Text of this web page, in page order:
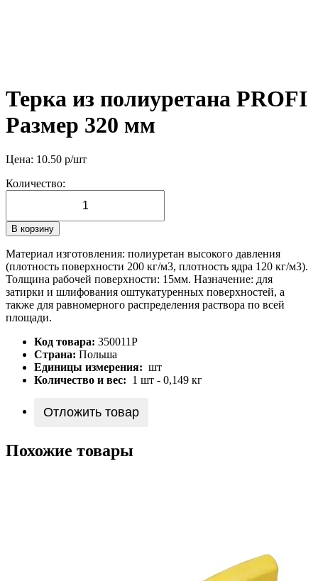
Терка из полиуретана PROFI
Размер 320 мм
Цена: 10.50 р/шт
Количество:
В корзину
Материал изготовления: полиуретан высокого давления
(плотность поверхности 200 кг/м3, плотность ядра 120 кг/м3).
Толщина рабочей поверхности: 15мм. Назначение: для
затирки и шлифования оштукатуренных поверхностей, а
также для равномерного распределения раствора по всей
площади.
Код товара: 350011Р
Страна: Польша
Единицы измерения: шт
Количество и вес: 1 шт - 0,149 кг
Отложить товар
Похожие товары